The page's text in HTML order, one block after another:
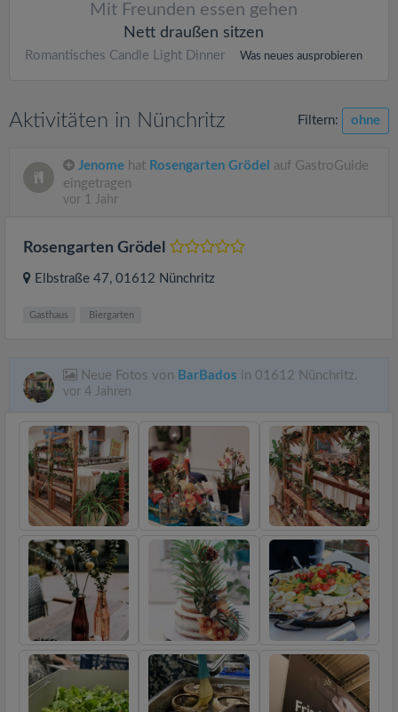
Mit Freunden essen gehen
Nett draußen sitzen
Romantisches Candle Light Dinner Was neues ausprobieren
Aktivitäten in Nünchritz Filtern: ohne
Jenome hat Rosengarten Grödel auf GastroGuide
eingetragen
vor 1 Jahr
Rosengarten Grödel
Elbstraße 47, 01612 Nünchritz
Gasthaus Biergarten
Neue Fotos von BarBados in 01612 Nünchritz.
vor 4 Jahren